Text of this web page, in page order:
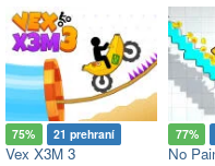
75% 21 prehraní
Vex X3M 3
77%